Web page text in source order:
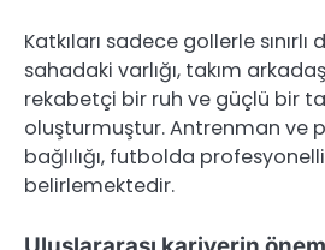
Katkıları sadece gollerle sınırlı
sahadaki varlığı, takım
rekabetçi bir ruh ve güçlü bir
oluşturmuştur. Antrenman ve
bağlılığı, futbolda
belirlemektedir.